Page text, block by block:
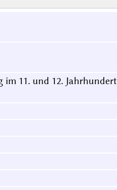
11. und 12.